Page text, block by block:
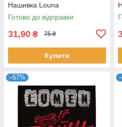
Нашивка Louna
Готово до відправки
31,90 ₴ 75 ₴
Купити
–57%